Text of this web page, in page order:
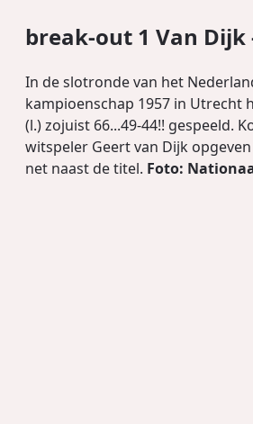
break-out 1 Van Dijk
In de slotronde van het
kampioenschap 1957 in Utrecht
(l.) zojuist 66...49-44!! gespeeld.
witspeler Geert van Dijk
net naast de titel. Foto: